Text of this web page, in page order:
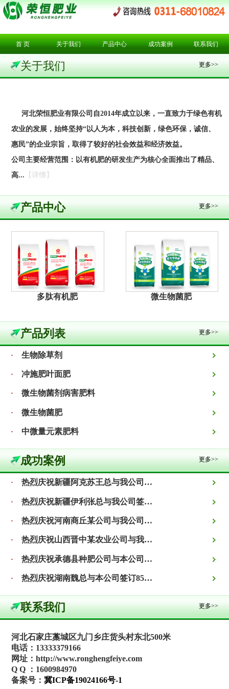
首 页 关于我们 产品中心 成功案例 联系我们
关于我们 更多>>
河北荣恒肥业有限公司自2014年成立以来，一直致力于绿色有机
农业的发展，始终坚持“以人为本，科技创新，绿色环保，诚信、
惠民”的企业宗旨，取得了较好的社会效益和经济效益。
公司主要经营范围：以有机肥的研发生产为核心全面推出了精品、
高... 【详情】
产品中心 更多>>
多肽有机肥 微生物菌肥
产品列表 更多>>
· 生物除草剂
· 冲施肥叶面肥
· 微生物菌剂病害肥料
· 微生物菌肥
· 中微量元素肥料
成功案例 更多>>
· 热烈庆祝新疆阿克苏王总与我公司签订800吨精制有机肥合同！
· 热烈庆祝新疆伊利张总与我公司签订1000吨精致有机肥合同！
· 热烈庆祝河南商丘某公司与我公司签订1000吨生物有机肥合同！
· 热烈庆祝山西晋中某农业公司与我公司签订3000吨有机肥合同！
· 热烈庆祝承德县种肥公司与本公司签订2000吨蔬菜专用有机肥合同！
· 热烈庆祝湖南魏总与本公司签订850吨阿维菌素有机肥合同！
联系我们 更多>>
河北石家庄藁城区九门乡庄货头村东北500米
电话：13333379166
网址：http://www.ronghengfeiye.com
Q Q ：1600984970
备案号：冀ICP备19024166号-1